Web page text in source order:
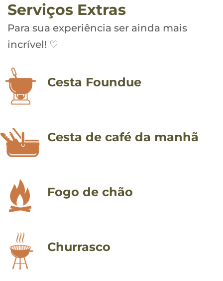
Serviços Extras
Para sua experiência ser ainda mais
incrível! ♡
Cesta Foundue
Cesta de café da manhã
Fogo de chão
Churrasco